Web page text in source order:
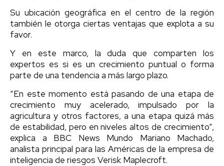
Su ubicación geográfica en el centro de la región
también le otorga ciertas ventajas que explota a su
favor.
Y en este marco, la duda que comparten los
expertos es si es un crecimiento puntual o forma
parte de una tendencia a más largo plazo.
“En este momento está pasando de una etapa de
crecimiento muy acelerado, impulsado por la
agricultura y otros factores, a una etapa quizá más
de estabilidad, pero en niveles altos de crecimiento”,
explica a BBC News Mundo Mariano Machado,
analista principal para las Américas de la empresa de
inteligencia de riesgos Verisk Maplecroft.